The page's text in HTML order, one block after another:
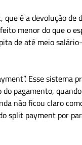
é a devolução de
menor do que o
de até meio
Esse sistema
pagamento,
não ficou claro
split payment por